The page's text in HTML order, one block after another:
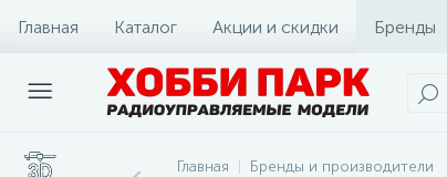
Главная Каталог Акции и скидки Бренды
Главная Бренды и производители